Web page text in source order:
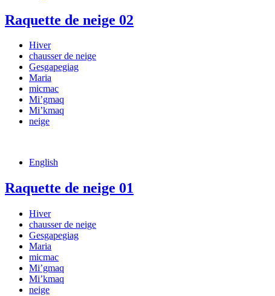
Raquette de neige 02
Hiver
chausser de neige
Gesgapegiag
Maria
micmac
Mi’gmaq
Mi’kmaq
neige
English
Raquette de neige 01
Hiver
chausser de neige
Gesgapegiag
Maria
micmac
Mi’gmaq
Mi’kmaq
neige